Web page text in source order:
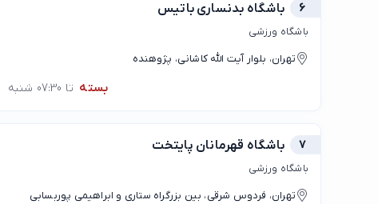
6 باشگاه بدنساری باتیس
باشگاه ورزشی
تهران، بلوار آیت الله کاشانی، پژوهنده
بسته تا 07:30 شنبه
7 باشگاه قهرمانان پایتخت
باشگاه ورزشی
تهران، فردوس شرقی، بین بزرگراه ستاری و ابراهیمی پوربسابی